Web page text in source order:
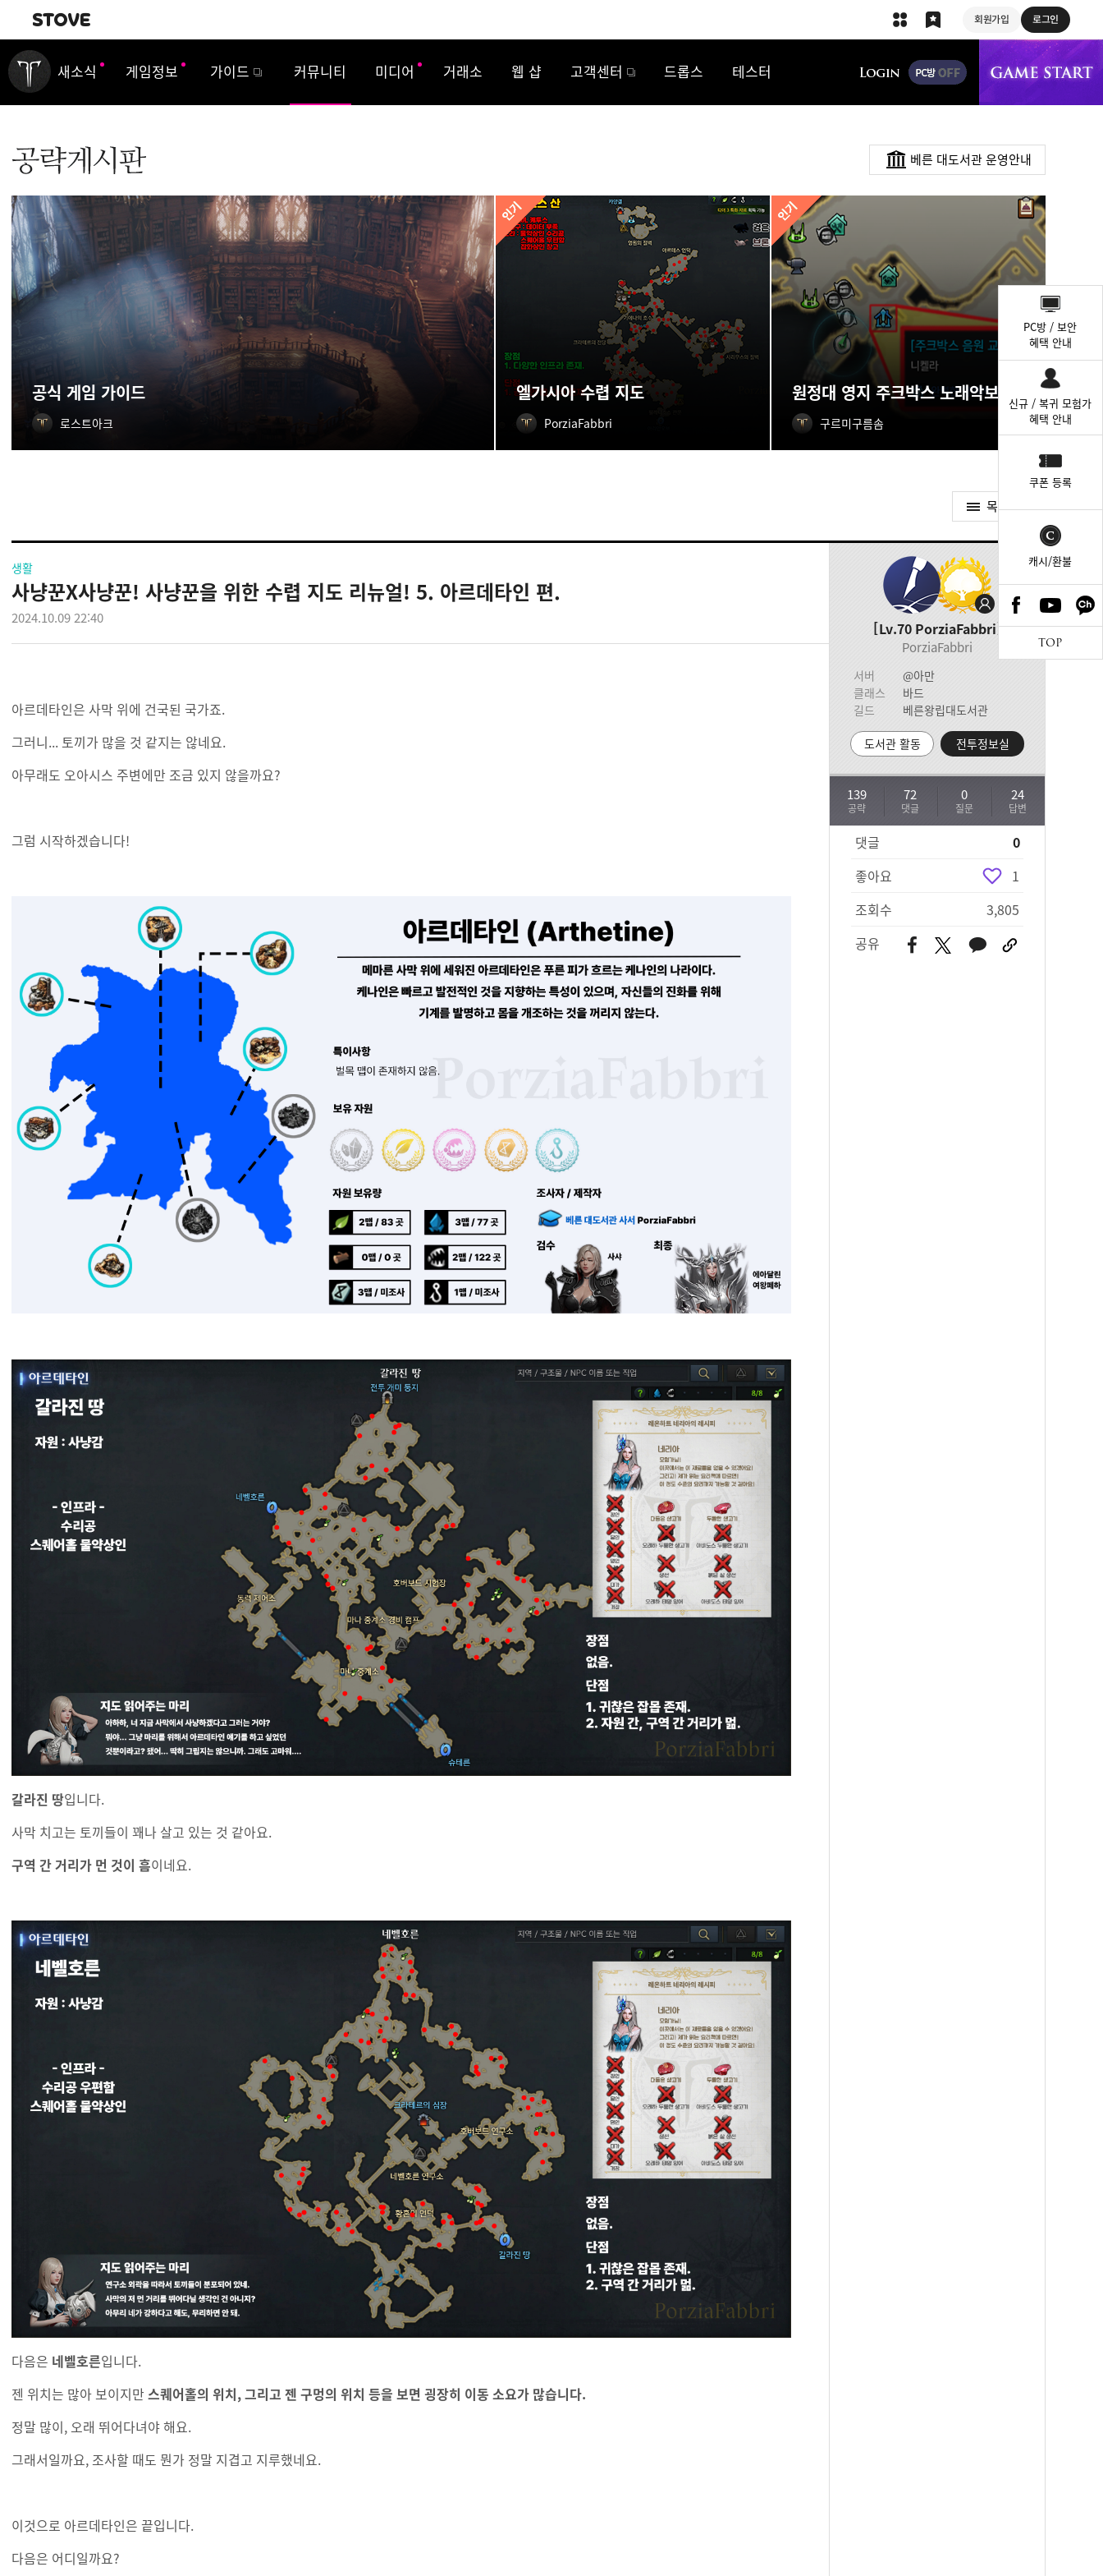
회원가입 로그인
내비게이션
새소식 게임정보 가이드 커뮤니티 미디어 거래소 웹 샵 고객센터 드롭스 테스터
베른 대도서관 운영안내
공식 게임 가이드
로스트아크
엘가시아 수렵 지도
PorziaFabbri
원정대 영지 주크박스 노래악보 획득처
구르미구름솜
목록가기
생활
사냥꾼X사냥꾼! 사냥꾼을 위한 수렵 지도 리뉴얼! 5. 아르데타인 편.
2024.10.09 22:40
Lv.70 PorziaFabbri
PorziaFabbri
서버
@아만
클래스
바드
길드
베른왕립대도서관
도서관 활동 전투정보실
공략
139
댓글
72
질문
0
답변
24
댓글
0
좋아요
1
조회수
3,805
공유
아르데타인은 사막 위에 건국된 국가죠.
그러니... 토끼가 많을 것 같지는 않네요.
아무래도 오아시스 주변에만 조금 있지 않을까요?
그럼 시작하겠습니다!
갈라진 땅입니다.
사막 치고는 토끼들이 꽤나 살고 있는 것 같아요.
구역 간 거리가 먼 것이 흠이네요.
다음은 네벨호른입니다.
젠 위치는 많아 보이지만 스퀘어홀의 위치, 그리고 젠 구멍의 위치 등을 보면 굉장히 이동 소요가 많습니다.
정말 많이, 오래 뛰어다녀야 해요.
그래서일까요, 조사할 때도 뭔가 정말 지겹고 지루했네요.
이것으로 아르데타인은 끝입니다.
다음은 어디일까요?
PC방 / 보안
혜택 안내
신규 / 복귀 모험가
혜택 안내
쿠폰 등록
캐시/환불
TOP